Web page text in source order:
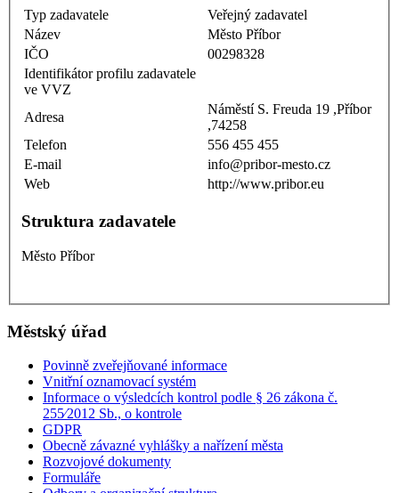
Typ zadavatele
Veřejný zadavatel
Název
Město Příbor
IČO
00298328
Identifikátor profilu zadavatele
ve VVZ
Adresa
Náměstí S. Freuda 19 ,Příbor
,74258
Telefon
556 455 455
E-mail
info@pribor-mesto.cz
Web
http://www.pribor.eu
Struktura zadavatele
Město Příbor
Městský úřad
Povinně zveřejňované informace
Vnitřní oznamovací systém
Informace o výsledcích kontrol podle § 26 zákona č.
255⁄2012 Sb., o kontrole
GDPR
Obecně závazné vyhlášky a nařízení města
Rozvojové dokumenty
Formuláře